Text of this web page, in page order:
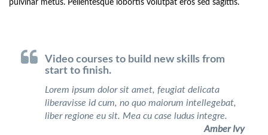
pulvinar metus. Pellentesque lobortis volutpat eros sed sagittis.
Video courses to build new skills from
start to finish.
Lorem ipsum dolor sit amet, feugiat delicata
liberavisse id cum, no quo maiorum intellegebat,
liber regione eu sit. Mea cu case ludus integre.
Amber Ivy